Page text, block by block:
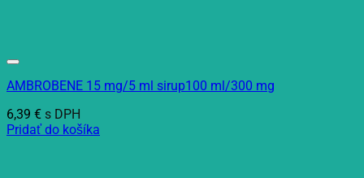
AMBROBENE 15 mg/5 ml sirup100 ml/300 mg
6,39 € s DPH
Pridať do košíka